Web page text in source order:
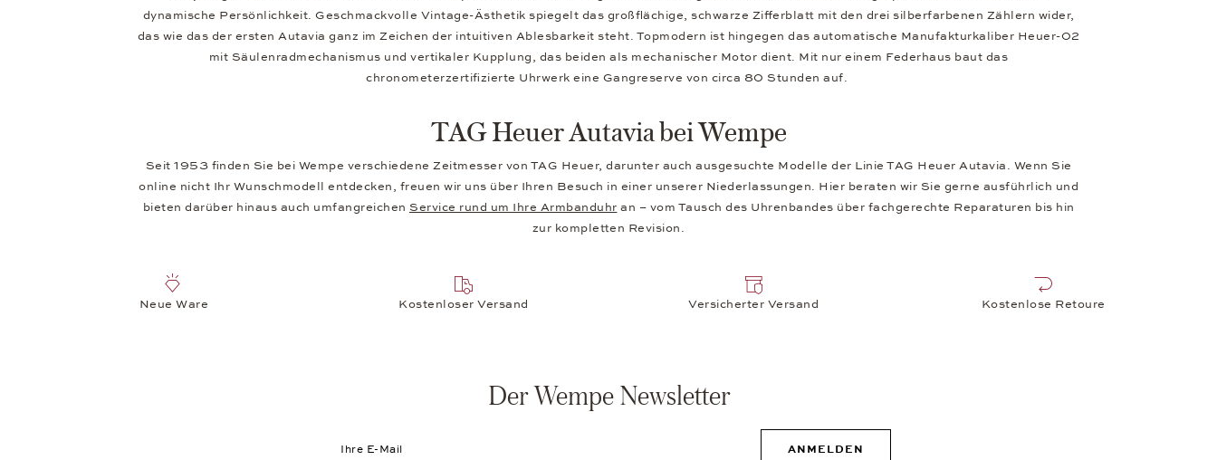
dynamische Persönlichkeit. Geschmackvolle Vintage-Ästhetik spiegelt das großflächige, schwarze Zifferblatt mit den drei silberfarbenen Zählern wider,
das wie das der ersten Autavia ganz im Zeichen der intuitiven Ablesbarkeit steht. Topmodern ist hingegen das automatische Manufakturkaliber Heuer-02
mit Säulenradmechanismus und vertikaler Kupplung, das beiden als mechanischer Motor dient. Mit nur einem Federhaus baut das
chronometerzertifizierte Uhrwerk eine Gangreserve von circa 80 Stunden auf.
TAG Heuer Autavia bei Wempe
Seit 1953 finden Sie bei Wempe verschiedene Zeitmesser von TAG Heuer, darunter auch ausgesuchte Modelle der Linie TAG Heuer Autavia. Wenn Sie
online nicht Ihr Wunschmodell entdecken, freuen wir uns über Ihren Besuch in einer unserer Niederlassungen. Hier beraten wir Sie gerne ausführlich und
bieten darüber hinaus auch umfangreichen Service rund um Ihre Armbanduhr an – vom Tausch des Uhrenbandes über fachgerechte Reparaturen bis hin
zur kompletten Revision.
Neue Ware Kostenloser Versand Versicherter Versand Kostenlose Retoure
Der Wempe Newsletter
ANMELDEN